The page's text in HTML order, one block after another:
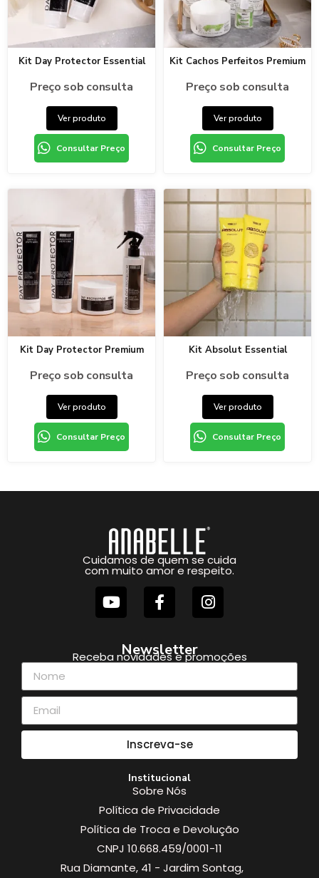
Kit Day Protector Essential
Preço sob consulta
Ver produto
Consultar Preço
Kit Cachos Perfeitos Premium
Preço sob consulta
Ver produto
Consultar Preço
Kit Day Protector Premium
Preço sob consulta
Ver produto
Consultar Preço
Kit Absolut Essential
Preço sob consulta
Ver produto
Consultar Preço
Cuidamos de quem se cuida
com muito amor e respeito.
Newsletter
Receba novidades e promoções
Inscreva-se
Institucional
Sobre Nós
Política de Privacidade
Política de Troca e Devolução
CNPJ 10.668.459/0001-11
Rua Diamante, 41 - Jardim Sontag,